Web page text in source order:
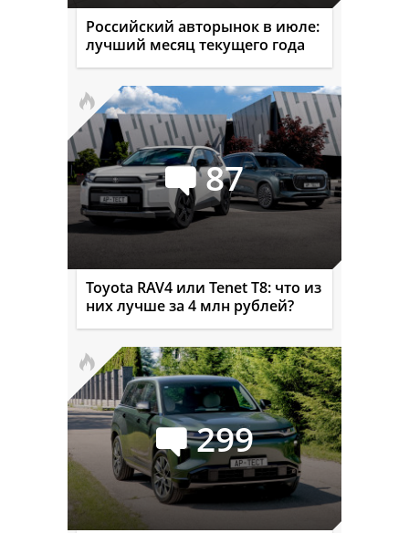
Российский авторынок в июле:
лучший месяц текущего года
87
Toyota RAV4 или Tenet T8: что из
них лучше за 4 млн рублей?
299